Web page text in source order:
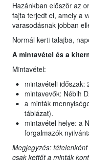
Hazánkban először az
fajta terjedt el, amely a
varasodásnak jobban
Normál kerti talajba,
A mintavétel és a
Mintavétel:
mintavételi időszak:
mintavevők: Nébih
a minták
táblázat).
mintavétel helye: a
forgalmazók
Megjegyzés:
csak kettőt a minták